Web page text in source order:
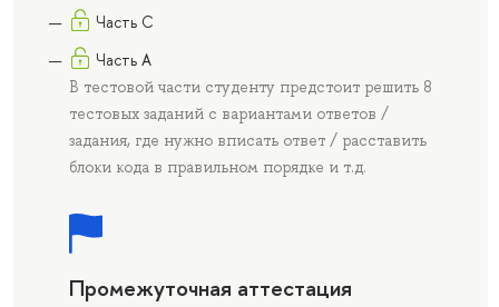
Часть C
Часть А
В тестовой части студенту предстоит решить 8
тестовых заданий с вариантами ответов /
задания, где нужно вписать ответ / расставить
блоки кода в правильном порядке и т.д.
Промежуточная аттестация